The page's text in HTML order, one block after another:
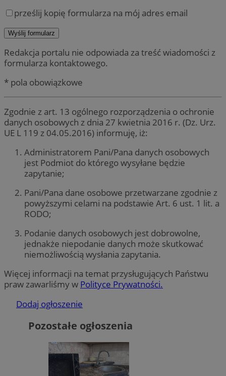
prześlij kopię formularza na mój adres email
Redakcja portalu nie odpowiada za treść wiadomości z
formularza kontaktowego.
* pola obowiązkowe
Zgodnie z art. 13 ogólnego rozporządzenia o ochronie
danych osobowych z dnia 27 kwietnia 2016 r. (Dz. Urz.
UE L 119 z 04.05.2016) informuję, iż:
Administratorem Pani/Pana danych osobowych
jest Podmiot do którego wysyłane będzie
zapytanie;
Pani/Pana dane osobowe przetwarzane zgodnie z
powyższymi celami na podstawie Art. 6 ust. 1 lit. a
RODO;
Podanie danych osobowych jest dobrowolne,
jednakże niepodanie danych może skutkować
niemożliwością wysłania zapytania.
Więcej informacji na temat przysługujących Państwu
praw zawarliśmy w Polityce Prywatności.
Dodaj ogłoszenie
Pozostałe ogłoszenia